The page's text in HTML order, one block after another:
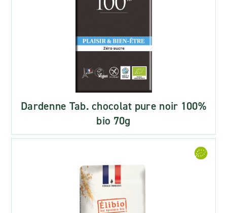
Dardenne Tab. chocolat pure noir 100%
bio 70g